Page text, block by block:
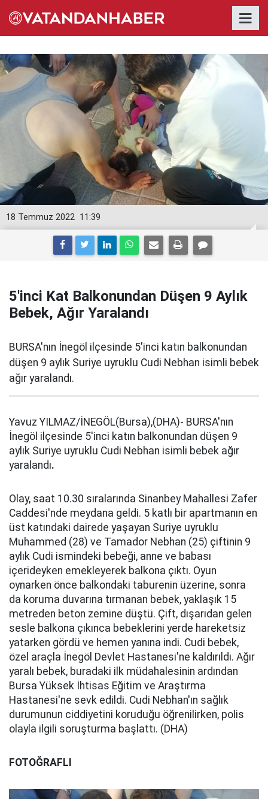
11:39
18 Temmuz 2022
5'inci Kat Balkonundan Düşen 9 Aylık
Bebek, Ağır Yaralandı
BURSA'nın İnegöl ilçesinde 5'inci katın balkonundan
düşen 9 aylık Suriye uyruklu Cudi Nebhan isimli bebek
ağır yaralandı.
Yavuz YILMAZ/İNEGÖL(Bursa),(DHA)- BURSA'nın
İnegöl ilçesinde 5'inci katın balkonundan düşen 9
aylık Suriye uyruklu Cudi Nebhan isimli bebek ağır
yaralandı.
Olay, saat 10.30 sıralarında Sinanbey Mahallesi Zafer
Caddesi'nde meydana geldi. 5 katlı bir apartmanın en
üst katındaki dairede yaşayan Suriye uyruklu
Muhammed (28) ve Tamador Nebhan (25) çiftinin 9
aylık Cudi ismindeki bebeği, anne ve babası
içerideyken emekleyerek balkona çıktı. Oyun
oynarken önce balkondaki taburenin üzerine, sonra
da koruma duvarına tırmanan bebek, yaklaşık 15
metreden beton zemine düştü. Çift, dışarıdan gelen
sesle balkona çıkınca bebeklerini yerde hareketsiz
yatarken gördü ve hemen yanına indi. Cudi bebek,
özel araçla İnegöl Devlet Hastanesi'ne kaldırıldı. Ağır
yaralı bebek, buradaki ilk müdahalesinin ardından
Bursa Yüksek İhtisas Eğitim ve Araştırma
Hastanesi'ne sevk edildi. Cudi Nebhan'ın sağlık
durumunun ciddiyetini koruduğu öğrenilirken, polis
olayla ilgili soruşturma başlattı. (DHA)
FOTOĞRAFLI